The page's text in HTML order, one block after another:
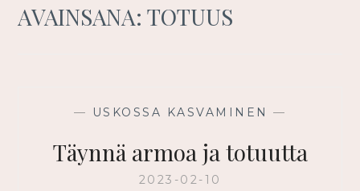
AVAINSANA:TOTUUS
— USKOSSA KASVAMINEN —
Täynnä armoa ja totuutta
2023-02-10